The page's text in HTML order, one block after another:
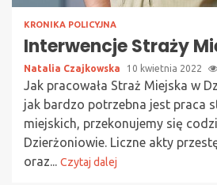
KRONIKA POLICYJNA
Interwencje Straży
Natalia Czajkowska 10 kwietnia 2022
Jak pracowała Straż Miejska w
jak bardzo potrzebna jest praca
miejskich, przekonujemy się
Dzierżoniowie. Liczne akty
oraz... Czytaj dalej